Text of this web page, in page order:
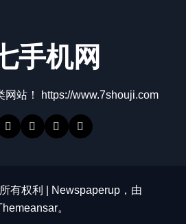
手机网
网站！ https://www.7shouji.com
有权利 Newspaperup ，由
。